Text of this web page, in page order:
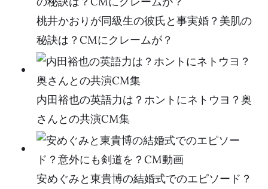
桃井かおりが同級生の彼氏と事実婚？美肌の
秘訣は？CMにクレームが？
内田裕也の英語力は？ホントにネトウヨ？奥
さんとの共演CM集
安めぐみと東貴博の結婚式でのエピソード？